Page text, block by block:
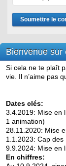
Bienvenue sur
Si cela ne te plaît
vie. Il n’aime pas
Dates clés:
3.4.2019: Mise en
1 animation)
28.11.2020: Mise
1.1.2023: Cap des
9.9.2024: Mise en
En chiffres: